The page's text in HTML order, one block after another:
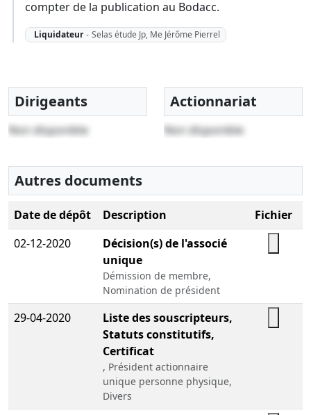
compter de la publication au Bodacc.
Liquidateur - Selas étude Jp, Me Jérôme Pierrel
Dirigeants
Non disponible
Actionnariat
Non disponible
Autres documents
Date de dépôt Description
Fichier
02-12-2020
Décision(s) de l'associé
unique
Démission de membre,
Nomination de président
29-04-2020
Liste des souscripteurs,
Statuts constitutifs,
Certificat
, Président actionnaire
unique personne physique,
Divers